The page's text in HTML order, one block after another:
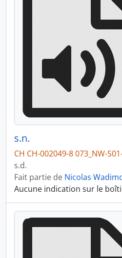
s.n.
CH CH-002049-8 073_NW-
s.d.
Fait partie de Nicolas
Aucune indication sur le